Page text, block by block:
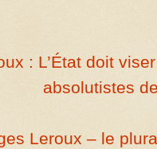
: L’État doit
absolutistes
Leroux – le